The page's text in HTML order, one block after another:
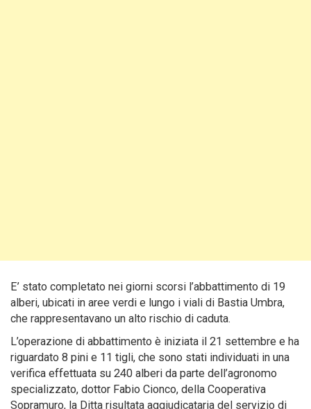
E’ stato completato nei giorni scorsi l’abbattimento di 19
alberi, ubicati in aree verdi e lungo i viali di Bastia Umbra,
che rappresentavano un alto rischio di caduta.
L’operazione di abbattimento è iniziata il 21 settembre e ha
riguardato 8 pini e 11 tigli, che sono stati individuati in una
verifica effettuata su 240 alberi da parte dell’agronomo
specializzato, dottor Fabio Cionco, della Cooperativa
Sopramuro, la Ditta risultata aggiudicataria del servizio di